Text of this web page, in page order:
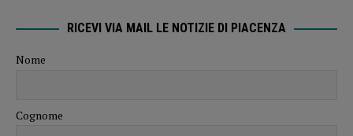
RICEVI VIA MAIL LE NOTIZIE DI PIACENZA
Nome
Cognome